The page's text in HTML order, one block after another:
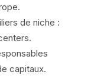
de niche :
capitaux.